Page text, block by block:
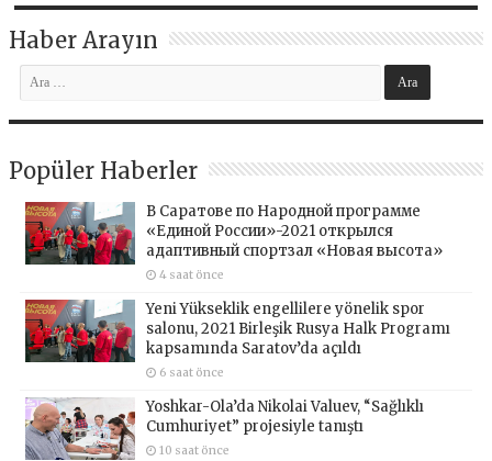
Haber Arayın
Popüler Haberler
В Саратове по Народной программе
«Единой России»-2021 открылся
адаптивный спортзал «Новая высота»
4 saat önce
Yeni Yükseklik engellilere yönelik spor
salonu, 2021 Birleşik Rusya Halk Programı
kapsamında Saratov’da açıldı
6 saat önce
Yoshkar-Ola’da Nikolai Valuev, “Sağlıklı
Cumhuriyet” projesiyle tanıştı
10 saat önce